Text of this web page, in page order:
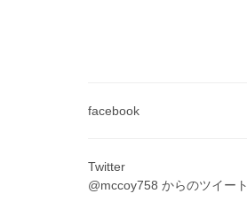
facebook
Twitter
@mccoy758 からのツイート